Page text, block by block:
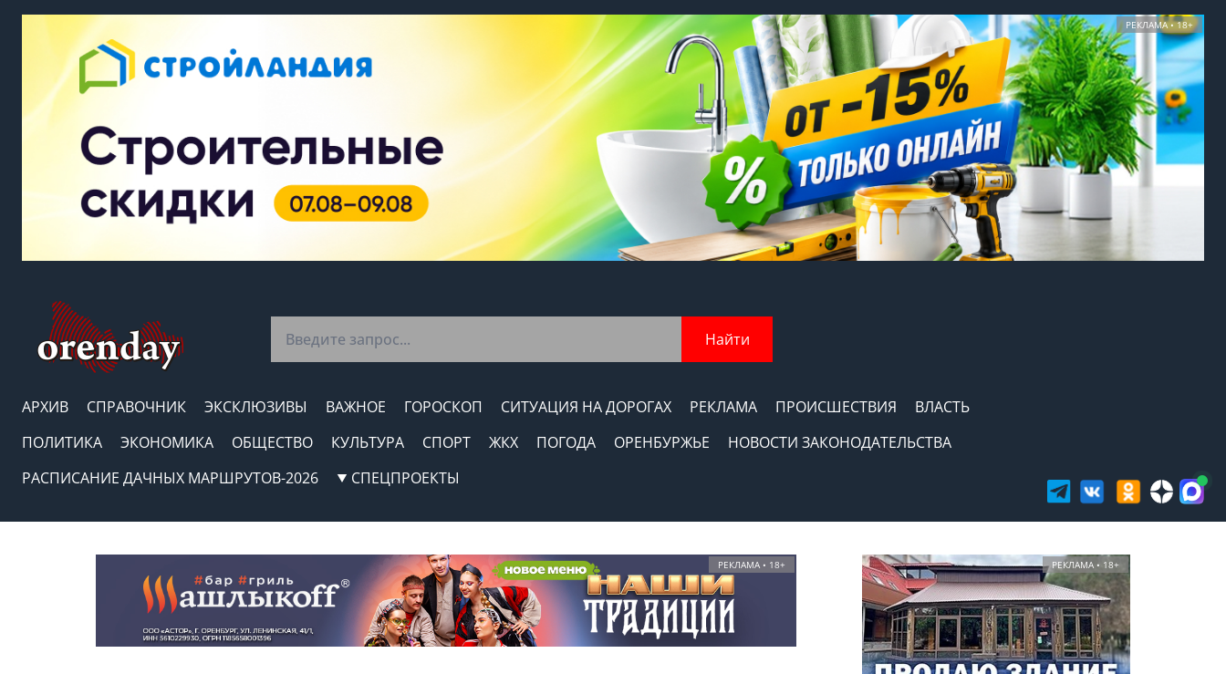
РЕКЛАМА • 18+
Найти
АРХИВ СПРАВОЧНИК ЭКСКЛЮЗИВЫ ВАЖНОЕ ГОРОСКОП СИТУАЦИЯ НА ДОРОГАХ РЕКЛАМА ПРОИСШЕСТВИЯ
ВЛАСТЬ
ПОЛИТИКА
ЭКОНОМИКА ОБЩЕСТВО КУЛЬТУРА СПОРТ ЖКХ ПОГОДА ОРЕНБУРЖЬЕ
НОВОСТИ ЗАКОНОДАТЕЛЬСТВА
РАСПИСАНИЕ ДАЧНЫХ МАРШРУТОВ-2026
СПЕЦПРОЕКТЫ
РЕКЛАМА • 18+ РЕКЛАМА • 18+